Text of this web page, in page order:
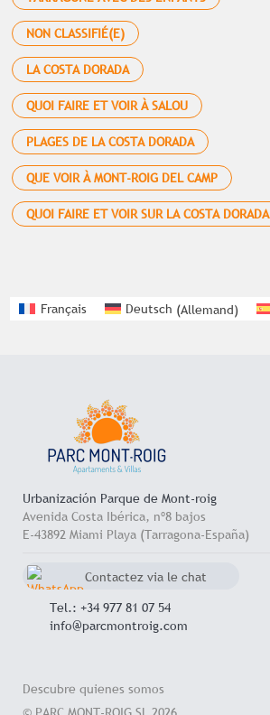
NON CLASSIFIÉ(E)
LA COSTA DORADA
QUOI FAIRE ET VOIR À SALOU
PLAGES DE LA COSTA DORADA
QUE VOIR À MONT-ROIG DEL CAMP
QUOI FAIRE ET VOIR SUR LA COSTA DORADA
Français Deutsch (Allemand)
Urbanización Parque de Mont-roig
Avenida Costa Ibérica, nº8 bajos
E-43892 Miami Playa (Tarragona-España)
Contactez via le chat
Tel.: +34 977 81 07 54
info@parcmontroig.com
Descubre quienes somos